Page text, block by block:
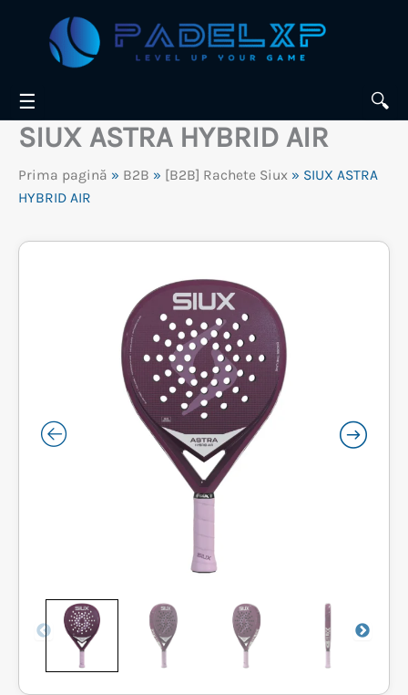
☰ 🔍
SIUX ASTRA HYBRID AIR
Prima pagină » B2B » [B2B] Rachete Siux » SIUX ASTRA
HYBRID AIR